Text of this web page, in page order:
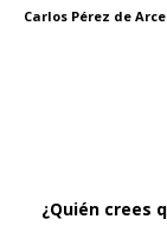
Carlos Pérez de Arce
¿Quién crees